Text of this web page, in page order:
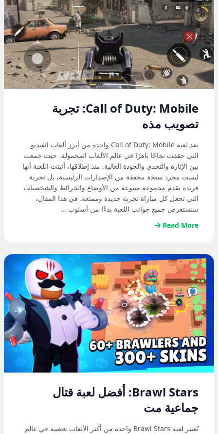
Call of Duty: Mobile: تجربة
تصويب مذه
تعد لعبة Call of Duty: Mobile واحدة من أبرز ألعاب الفيديو
التي حققت نجاحًا باهرًا في عالم الألعاب المحمولة، حيث جمعت
بين الإثارة والتحدي والجودة العالية. منذ إطلاقها، أثبتت اللعبة أنها
ليست مجرد نسخة مخففة من الإصدارات الرئيسية، بل تجربة
فريدة تقدم مجموعة متنوعة من الأوضاع والخرائط والشخصيات
التي تجعل كل مباراة تجربة جديدة وممتعة. في هذا المقال،
سنستعرض جميع جوانب اللعبة بدءًا من أسلوب …
Read More
Brawl Stars: أفضل لعبة قتال
جماعية مت
تُعتبر لعبة Brawl Stars واحدة من أكثر الألعاب شعبية في عالم